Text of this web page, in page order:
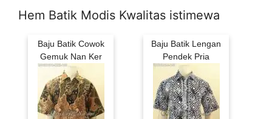
Hem Batik Modis Kwalitas istimewa
Baju Batik Cowok
Gemuk Nan Ker
Baju Batik Lengan
Pendek Pria